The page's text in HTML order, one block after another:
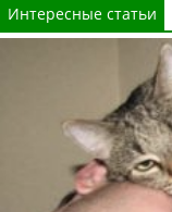
Интересные статьи